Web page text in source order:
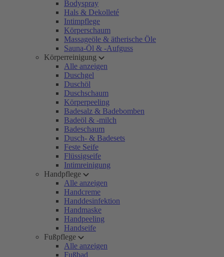
Bodyspray
Hals & Dekolleté
Intimpflege
Körperschaum
Massageöle & ätherische Öle
Sauna-Öl & -Aufguss
Körperreinigung
Alle anzeigen
Duschgel
Duschöl
Duschschaum
Körperpeeling
Badesalz & Badebomben
Badeöl & -milch
Badeschaum
Dusch- & Badesets
Feste Seife
Flüssigseife
Intimreinigung
Handpflege
Alle anzeigen
Handcreme
Handdesinfektion
Handmaske
Handpeeling
Handseife
Fußpflege
Alle anzeigen
Fußbad